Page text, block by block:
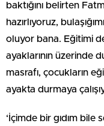
baktığını belirten
hazırlıyoruz,
oluyor bana. Eğitimi
ayaklarının üzerinde
masrafı, çocukların
ayakta durmaya
‘İçimde bir gıdım bile